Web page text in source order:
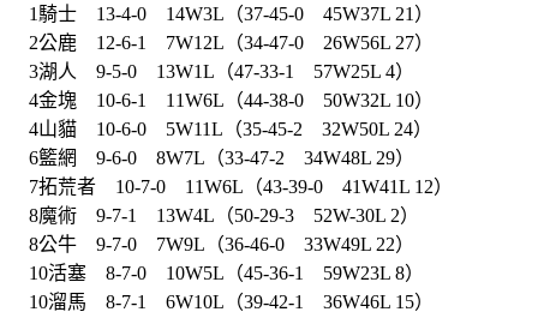
1騎士 13-4-0 14W3L（37-45-0 45W37L 21）
2公鹿 12-6-1 7W12L（34-47-0 26W56L 27）
3湖人 9-5-0 13W1L（47-33-1 57W25L 4）
4金塊 10-6-1 11W6L（44-38-0 50W32L 10）
4山貓 10-6-0 5W11L（35-45-2 32W50L 24）
6籃網 9-6-0 8W7L（33-47-2 34W48L 29）
7拓荒者 10-7-0 11W6L（43-39-0 41W41L 12）
8魔術 9-7-1 13W4L（50-29-3 52W-30L 2）
8公牛 9-7-0 7W9L（36-46-0 33W49L 22）
10活塞 8-7-0 10W5L（45-36-1 59W23L 8）
10溜馬 8-7-1 6W10L（39-42-1 36W46L 15）